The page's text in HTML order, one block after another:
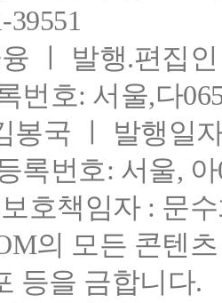
39551
ㅣ 발행.편집
번호: 서울,다
봉국 ㅣ 발행일
록번호: 서울,
호책임자 : 문
의 모든 콘텐
등을 금합니다.